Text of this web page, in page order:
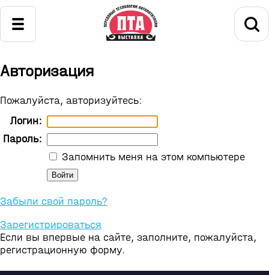
Авторизация
Пожалуйста, авторизуйтесь:
Логин:
Пароль:
Запомнить меня на этом компьютере
Забыли свой пароль?
Зарегистрироваться
Если вы впервые на сайте, заполните, пожалуйста,
регистрационную форму.